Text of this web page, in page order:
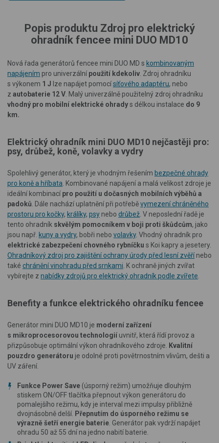
Popis produktu Zdroj pro elektrický
ohradník fencee mini DUO MD10
Nová řada generátorů fencee mini DUO MD s kombinovaným
napájením pro univerzální použití kdekoliv . Zdroj ohradníku
s výkonem 1 J lze napájet pomocísíťového adaptéru, nebo
z autobaterie 12 V . Malý univerzálně použitelný zdroj ohradníku
vhodný pro mobilní elektrické ohradys délkou instalace do 9
km.
Elektrický ohradník mini DUO MD10 nejčastěji pro:
psy, drůbež, koně, volavky a vydry
Spolehlivý generátor, který je vhodným řešením bezpečné ohrady
pro koně a hříbata . Kombinované napájení a malá velikost zdroje je
ideální kombinací pro použití u dočasných mobilních výběhů a
padoků . Dále nachází uplatnění při potřeběvymezení chráněného
prostoru pro kočky, králíky, psy nebo drůbež . V neposlední řadě je
tento ohradník skvělým pomocníkem v boji proti škůdcům, jako
jsou např. kuny a vydry, bobři nebo volavky. Vhodný ohradník pro
elektrické zabezpečení chovného rybníčku s Koi kapry a jesetery.
Ohradníkový zdroj pro zajištění ochrany úrody před lesní zvěřínebo
také chránění vinohradu před srnkami . K ochraně jiných zvířat
vybírejte z nabídky zdrojů pro elektrický ohradník podle zvířete
Benefity a funkce elektrického ohradníku fencee
Generátor mini DUO MD10 je moderní zařízení
s mikroprocesorovou technologií uvnitř, která řídí provoz a
přizpůsobuje optimální výkon ohradníkového zdroje. Kvalitní
pouzdro generátoru je odolné proti povětrnostním vlivům, dešti a
UV záření.
Funkce Power Save (úsporný režim) umožňuje dlouhým
stiskem ON/OFF tlačítka přepnout výkon generátoru do
pomalejšího režimu, kdy je interval mezi impulsy přibližně
dvojnásobně delší. Přepnutím do úsporného režimu se
výrazně šetří energie baterie . Generátor pak vydrží napájet
ohradu 50 až 55 dní na jedno nabití baterie.